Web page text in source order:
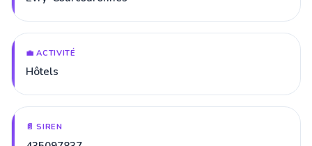
💼 ACTIVITÉ
Hôtels
📄 SIREN